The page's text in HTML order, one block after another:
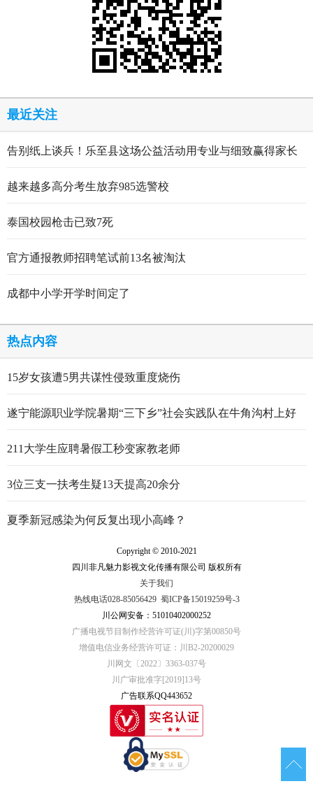
最近关注
告别纸上谈兵！乐至县这场公益活动用专业与细致赢得家长
越来越多高分考生放弃985选警校
泰国校园枪击已致7死
官方通报教师招聘笔试前13名被淘汰
成都中小学开学时间定了
热点内容
15岁女孩遭5男共谋性侵致重度烧伤
遂宁能源职业学院暑期“三下乡”社会实践队在牛角沟村上好
211大学生应聘暑假工秒变家教老师
3位三支一扶考生疑13天提高20余分
夏季新冠感染为何反复出现小高峰？
Copyright © 2010-2021
四川非凡魅力影视文化传播有限公司 版权所有
关于我们
热线电话028-85056429 蜀ICP备15019259号-3
川公网安备：51010402000252
广播电视节目制作经营许可证(川)字第00850号
增值电信业务经营许可证：川B2-20200029
川网文〔2022〕3363-037号
川广审批准字[2019]13号
广告联系QQ443652